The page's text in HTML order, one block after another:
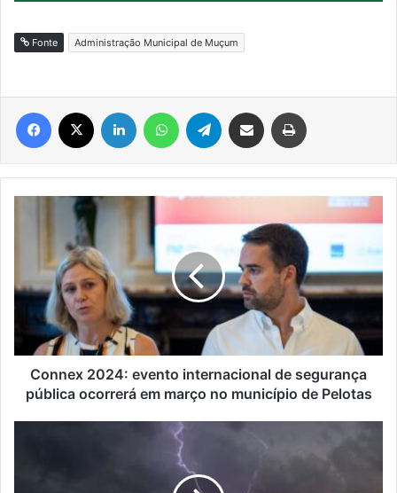
Fonte Administração Municipal de Muçum
Facebook Linkedin WhatsAppTelegram Compartilhar via e-mail
internacional
segurança
pública
ocorrerá
em
março
no
Connex 2024: evento internacional de segurança
pública ocorrerá em março no município de Pelotas